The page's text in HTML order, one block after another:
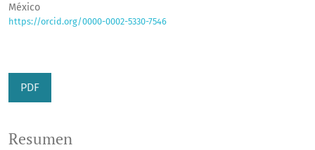
México
https://orcid.org/0000-0002-5330-7546
PDF
Resumen